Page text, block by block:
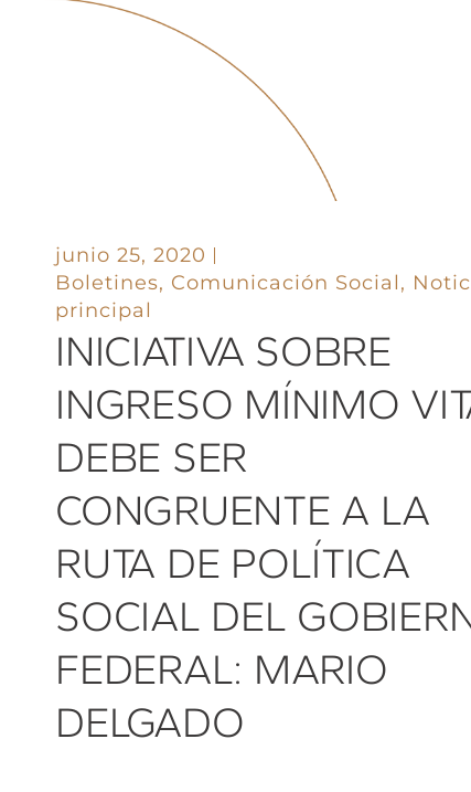
junio 25, 2020
Boletines, Comunicación Social,
principal
INICIATIVA SOBRE
INGRESO MÍNIMO
DEBE SER
CONGRUENTE A LA
RUTA DE POLÍTICA
SOCIAL DEL
FEDERAL: MARIO
DELGADO